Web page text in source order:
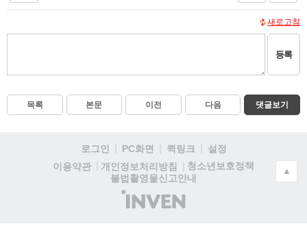
새로고침
등록
목록 본문 이전 다음 댓글보기
로그인 PC화면 퀵링크
설정
이용약관
개인정보처리방침
청소년보호정책
불법촬영물신고안내
(주)
인
▲